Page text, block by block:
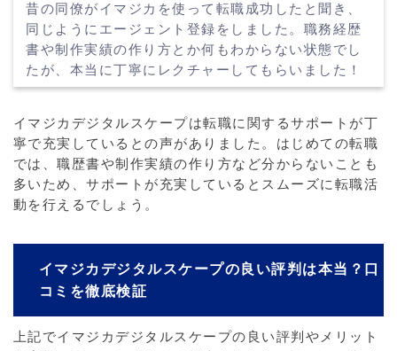
昔の同僚がイマジカを使って転職成功したと聞き、
同じようにエージェント登録をしました。職務経歴
書や制作実績の作り方とか何もわからない状態でし
たが、本当に丁寧にレクチャーしてもらいました！
イマジカデジタルスケープは転職に関するサポートが丁
寧で充実しているとの声がありました。はじめての転職
では、職歴書や制作実績の作り方など分からないことも
多いため、サポートが充実しているとスムーズに転職活
動を行えるでしょう。
イマジカデジタルスケープの良い評判は本当？口
コミを徹底検証
上記でイマジカデジタルスケープの良い評判やメリット